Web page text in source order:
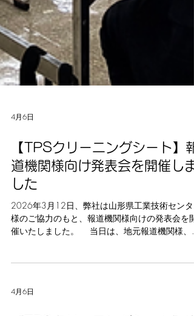
4月6日
【TPSクリーニングシート】報
した
2026年3月12日、弊社は山形県工業技術センタ
催いたしました。 当日は、地元報道機関様、地
ど、多くのご参加を頂きました。お忙しい中ご来
場いただいた皆様には、あらためて感謝を申し上